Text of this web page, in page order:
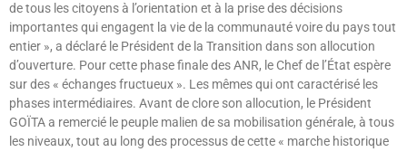
de tous les citoyens à l’orientation et à la prise des décisions
importantes qui engagent la vie de la communauté voire du pays tout
entier », a déclaré le Président de la Transition dans son allocution
d’ouverture. Pour cette phase finale des ANR, le Chef de l’État espère
sur des « échanges fructueux ». Les mêmes qui ont caractérisé les
phases intermédiaires. Avant de clore son allocution, le Président
GOÏTA a remercié le peuple malien de sa mobilisation générale, à tous
les niveaux, tout au long des processus de cette « marche historique